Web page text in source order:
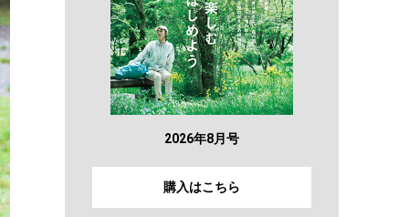
2026年8月号
購入はこちら